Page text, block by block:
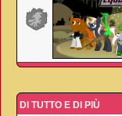
DI TUTTO E DI PIÙ